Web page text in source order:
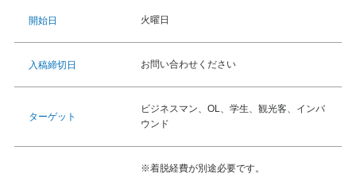
開始日 火曜日
入稿締切日 お問い合わせください
ターゲット
ビジネスマン、OL、学生、観光客、インバ
ウンド
※着脱経費が別途必要です。